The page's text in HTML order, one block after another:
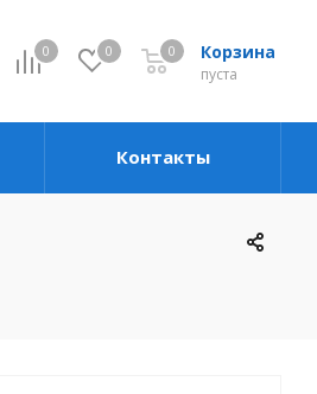
0 0 Корзина
пуста
0
Контакты